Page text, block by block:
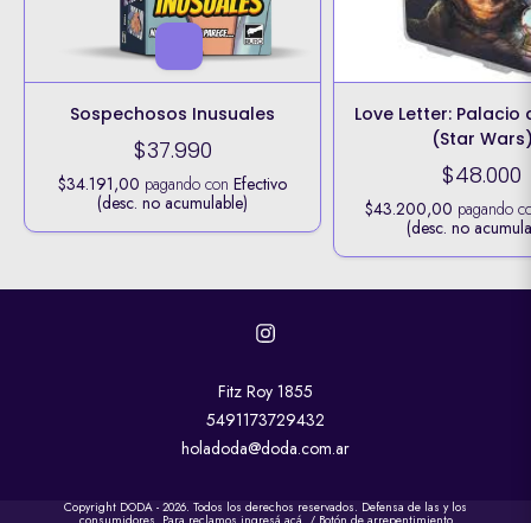
Sospechosos Inusuales
$37.990
$34.191,00 pagando conEfectivo
(desc. no acumulable)
Love Letter: Palacio
(Star
$48.000
$43.200,00 pagando
(desc. no
Fitz Roy 1855
5491173729432
holadoda@doda.com.ar
Copyright DODA - 2026. Todos los derechos reservados. Defensa de las y los